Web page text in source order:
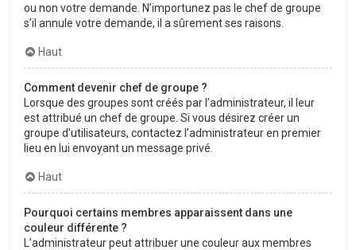
ou non votre demande. N’importunez pas le chef de groupe
s’il annule votre demande, il a sûrement ses raisons.
Haut
Comment devenir chef de groupe ?
Lorsque des groupes sont créés par l’administrateur, il leur
est attribué un chef de groupe. Si vous désirez créer un
groupe d’utilisateurs, contactez l’administrateur en premier
lieu en lui envoyant un message privé.
Haut
Pourquoi certains membres apparaissent dans une
couleur différente ?
L’administrateur peut attribuer une couleur aux membres